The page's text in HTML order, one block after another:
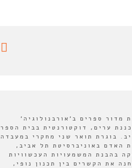
מדור ספרים ב'אורבנולוגיה'
נוף ומתכננת ערים, דוקטורנטית בבית הספר
בוגרת תואר שני מחקרי במעבדה
האדם באוניברסיטת תל אביב,
בהבנת המשמעויות העכשוויות
את הקשרים בין תכנון נופי,